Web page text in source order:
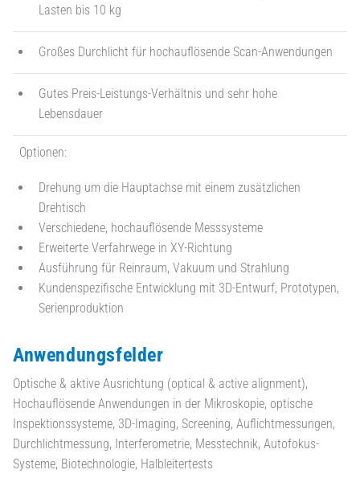
Lasten bis 10 kg
Großes Durchlicht für hochauflösende Scan-Anwendungen
Gutes Preis-Leistungs-Verhältnis und sehr hohe
Lebensdauer
Optionen:
Drehung um die Hauptachse mit einem zusätzlichen
Drehtisch
Verschiedene, hochauflösende Messsysteme
Erweiterte Verfahrwege in XY-Richtung
Ausführung für Reinraum, Vakuum und Strahlung
Kundenspezifische Entwicklung mit 3D-Entwurf, Prototypen,
Serienproduktion
Anwendungsfelder
Optische & aktive Ausrichtung (optical & active alignment),
Hochauflösende Anwendungen in der Mikroskopie, optische
Inspektionssysteme, 3D-Imaging, Screening, Auflichtmessungen,
Durchlichtmessung, Interferometrie, Messtechnik, Autofokus-
Systeme, Biotechnologie, Halbleitertests